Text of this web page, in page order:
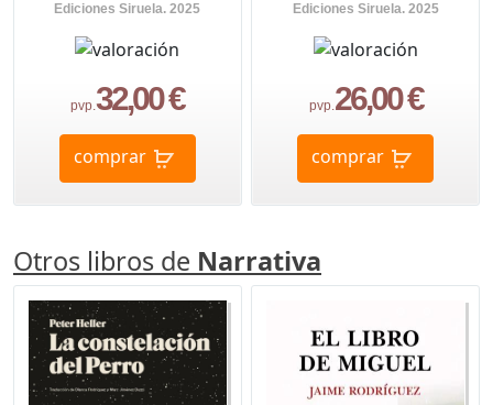
Ediciones Siruela. 2025
pvp.32,00 €
comprar
Ediciones Siruela. 2025
pvp.26,00 €
comprar
Otros libros de Narrativa